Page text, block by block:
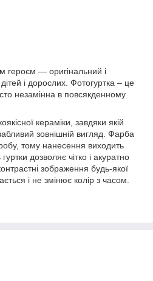
героєм ― оригінальний і
і дорослих. Фотогуртка – це
незамінна в повсякденному
кераміки, завдяки якій
зовнішній вигляд. Фарба
тому нанесення виходить
дозволяє чітко і акуратно
зображення будь-якої
і не змінює колір з часом.